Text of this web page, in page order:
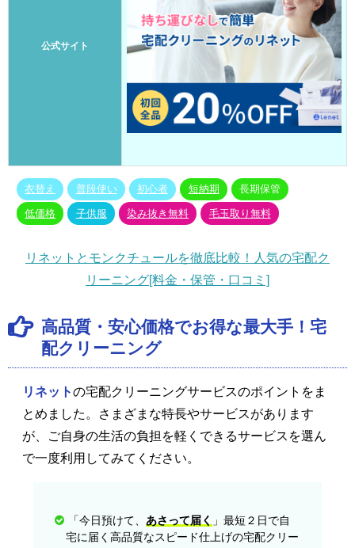
公式サイト
衣替え 普段使い 初心者 短納期 長期保管
低価格 子供服 染み抜き無料 毛玉取り無料
リネットとモンクチュールを徹底比較！人気の宅配ク
リーニング[料金・保管・口コミ]
高品質・安心価格でお得な最大手！宅
配クリーニング
リネットの宅配クリーニングサービスのポイントをま
とめました。さまざまな特長やサービスがあります
が、ご自身の生活の負担を軽くできるサービスを選ん
で一度利用してみてください。
「今日預けて、 あさって届く 」最短２日で自
宅に届く高品質なスピード仕上げの宅配クリー